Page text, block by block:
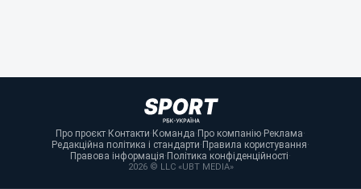
Про проєкт·Контакти·Команда·Про компанію·Реклама·
Редакційна політика і стандарти·Правила користування·
Правова інформація·Політика конфіденційності·
2026 © LLC «UBT MEDIA»